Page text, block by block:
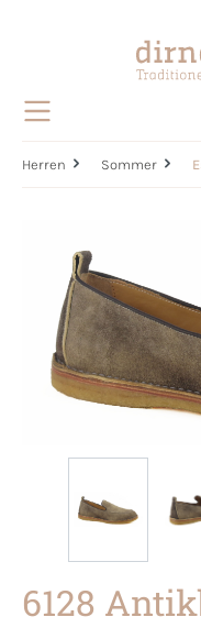
Herren Sommer
6128